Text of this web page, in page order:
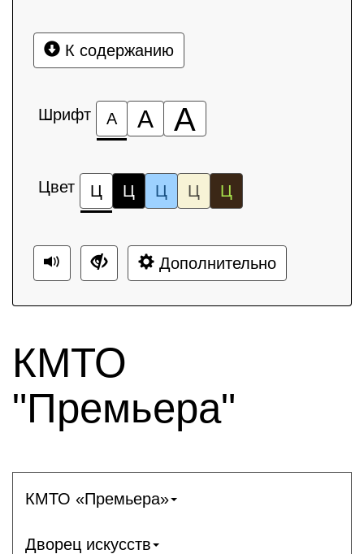
К содержанию
Шрифт А А А
Цвет Ц Ц Ц Ц Ц
Дополнительно
КМТО
"Премьера"
КМТО «Премьера»
Дворец искусств